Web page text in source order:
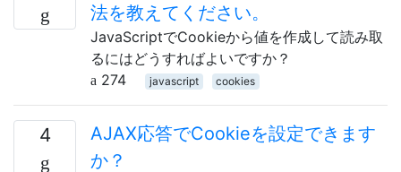
法を教えてください。
JavaScriptでCookieから値を作成して読み取
るにはどうすればよいですか？
274
javascript cookies
4
AJAX応答でCookieを設定できます
か？